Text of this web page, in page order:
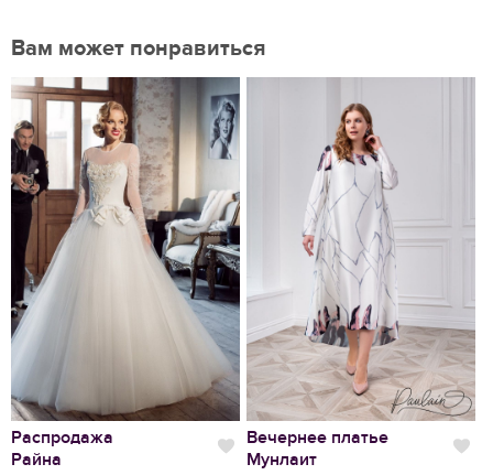
Вам может понравиться
Нравится
Распродажа
Райна
Нравится
Вечернее платье
Мунлаит